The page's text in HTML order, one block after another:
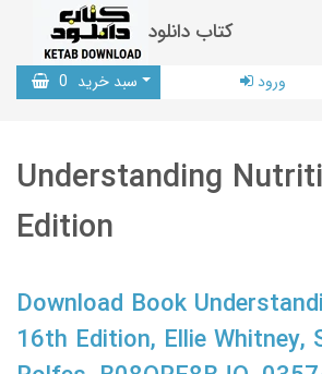
کتاب دانلود
سبد خرید 0 ورود
Understanding
Edition
Download Book
16th Edition, Ellie Whitney,